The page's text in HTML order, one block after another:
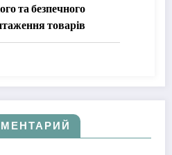
та безпечного
товарів